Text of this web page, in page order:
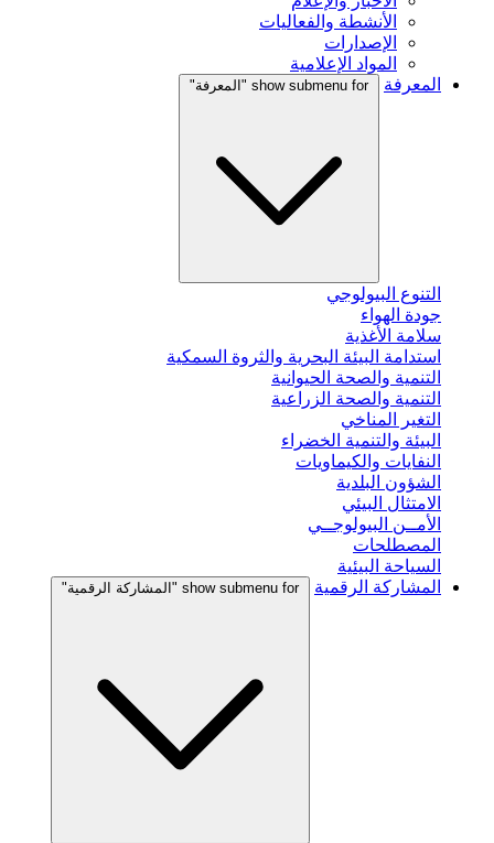
الأنشطة والفعاليات
الإصدارات
المواد الإعلامية
المعرفة
show submenu for "المعرفة"
التنوع البيولوجي
جودة الهواء
سلامة الأغذية
استدامة البيئة البحرية والثروة السمكية
التنمية والصحة الحيوانية
التنمية والصحة الزراعية
التغير المناخي
البيئة والتنمية الخضراء
النفايات والكيماويات
الشؤون البلدية
الامتثال البيئي
الأمــن البيولوجــي
المصطلحات
السياحة البيئية
المشاركة الرقمية
show submenu for "المشاركة الرقمية"